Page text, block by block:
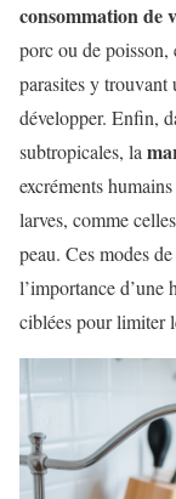
consommation de
porc ou de poisson,
parasites y
développer. Enfin,
subtropicales, la
excréments
larves, comme
peau. Ces modes
l’importance d’une
ciblées pour limiter